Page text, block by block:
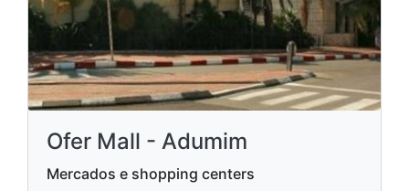
Ofer Mall - Adumim
Mercados e shopping centers